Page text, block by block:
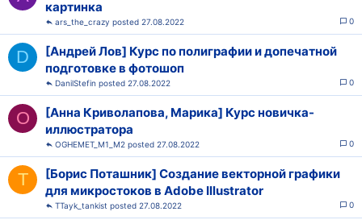
картинка
0
27.08.2022
ars_the_crazy
D
[Андрей Лов] Курс по полиграфии и допечатной
подготовке в фотошоп
0
27.08.2022
DanilStefin
O
[Анна Криволапова, Марика] Курс новичка-
иллюстратора
0
27.08.2022
OGHEMET_M1_M2
T
[Борис Поташник] Создание векторной графики
для микростоков в Adobe Illustrator
0
27.08.2022
TTayk_tankist